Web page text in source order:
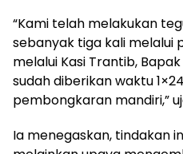
“Kami telah melakukan
sebanyak tiga kali melalui
melalui Kasi Trantib,
sudah diberikan waktu
pembongkaran mandiri,”
Ia menegaskan, tindakan